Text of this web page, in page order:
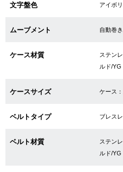
買取ご成約者様限定5万円クーポン
文字盤色 アイボ
ムーブメント 自動巻
ケース材質
ステン
ルド/YG
ケースサイズ ケース
ベルトタイプ ブレス
ベルト材質
ステン
ルド/YG